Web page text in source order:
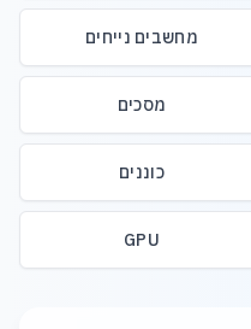
מחשבים נייחים
מסכים
כוננים
GPU